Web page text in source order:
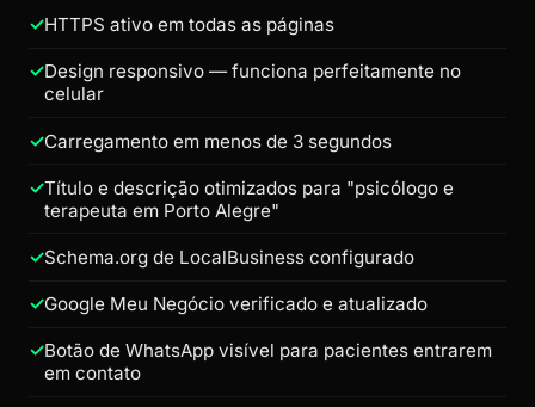
HTTPS ativo em todas as páginas
Design responsivo — funciona perfeitamente no
celular
Carregamento em menos de 3 segundos
Título e descrição otimizados para "psicólogo e
terapeuta em Porto Alegre"
Schema.org de LocalBusiness configurado
Google Meu Negócio verificado e atualizado
Botão de WhatsApp visível para pacientes entrarem
em contato